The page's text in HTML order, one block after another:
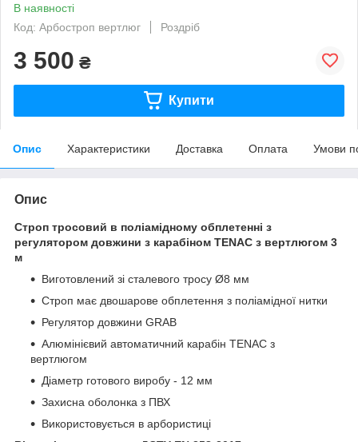
В наявності
Код: Арбостроп вертлюг
Роздріб
3 500 ₴
Купити
Опис Характеристики Доставка Оплата Умови
Опис
Строп тросовий в поліамідному обплетенні з
регулятором довжини з карабіном TENAC з вертлюгом 3
м
Виготовлений зі сталевого тросу Ø8 мм
Строп має двошарове обплетення з поліамідної нитки
Регулятор довжини GRAB
Алюмінієвий автоматичний карабін TENAC з
вертлюгом
Діаметр готового виробу - 12 мм
Захисна оболонка з ПВХ
Використовується в арбористиці